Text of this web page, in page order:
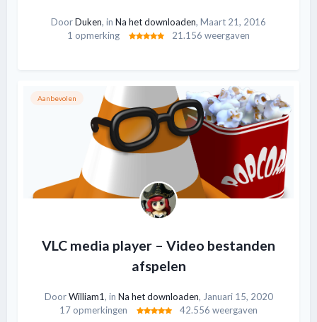
DoorDuken, in Na het downloaden, Maart 21, 2016
1 opmerking
21.156 weergaven
Aanbevolen
VLC media player – Video bestanden
afspelen
DoorWilliam1, in Na het downloaden, Januari 15, 2020
17 opmerkingen
42.556 weergaven